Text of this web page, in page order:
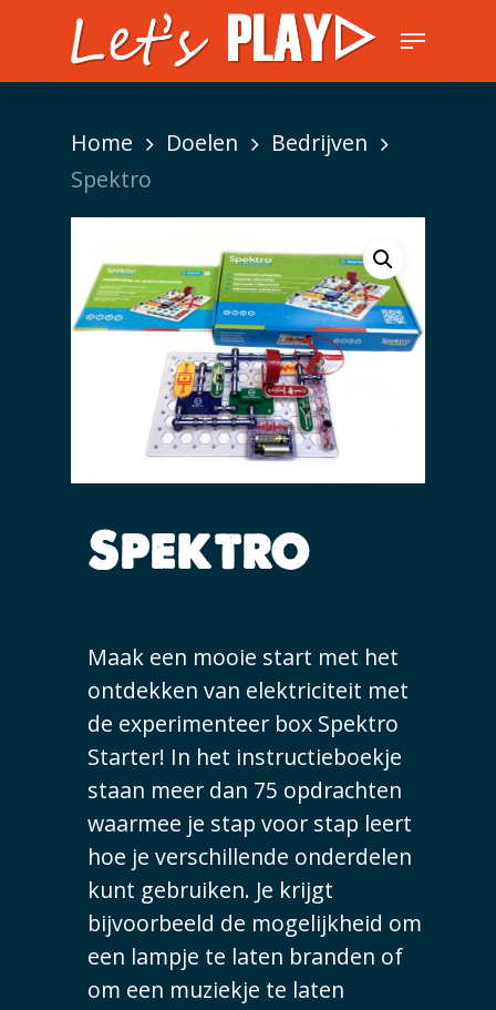
main
Menu
Home Doelen
Bedrijven
Spektro
Spektro
Maak een mooie start met het
ontdekken van elektriciteit met
de experimenteer box Spektro
Starter! In het instructieboekje
staan meer dan 75 opdrachten
waarmee je stap voor stap leert
hoe je verschillende onderdelen
kunt gebruiken. Je krijgt
bijvoorbeeld de mogelijkheid om
een lampje te laten branden of
om een muziekje te laten